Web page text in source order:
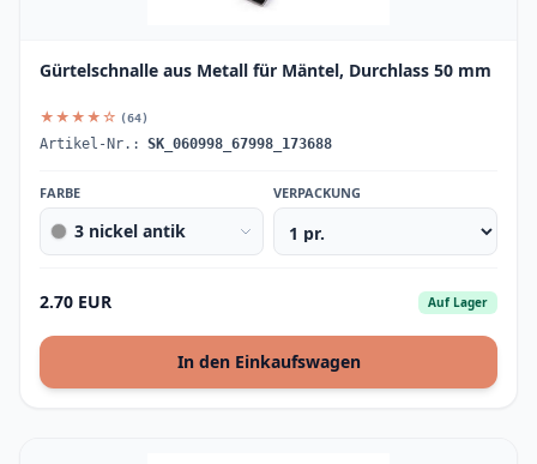
Gürtelschnalle aus Metall für Mäntel, Durchlass 50 mm
★★★★☆ (64)
Artikel-Nr.: SK_060998_67998_173688
FARBE
3 nickel antik
VERPACKUNG
2.70 EUR Auf Lager
In den Einkaufswagen